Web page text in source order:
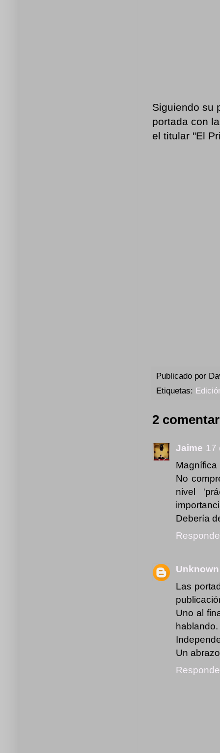
Siguiendo su
portada con
el titular "El
Publicado por
Etiquetas:
2
Jaime 17
Magnífica
No
nivel
Debería
Unknown
Las
Uno al
Un abrazo